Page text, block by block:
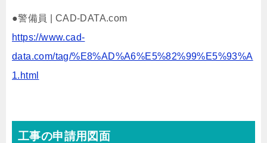
●警備員 | CAD-DATA.com
https://www.cad-
data.com/tag/%E8%AD%A6%E5%82%99%E5%93%A
1.html
工事の申請用図面